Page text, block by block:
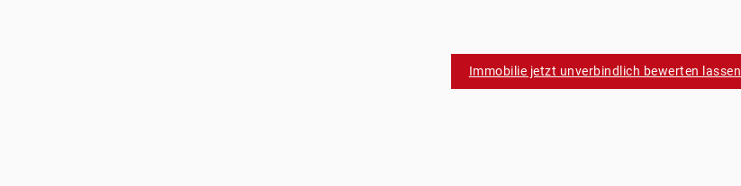
Immobilie jetzt unverbindlich bewerten lassen